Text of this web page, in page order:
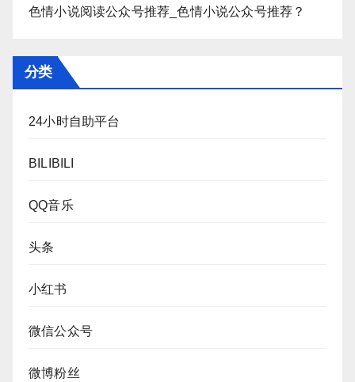
色情小说阅读公众号推荐_色情小说公众号推荐？
分类
24小时自助平台
BILIBILI
QQ音乐
头条
小红书
微信公众号
微博粉丝